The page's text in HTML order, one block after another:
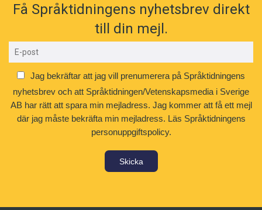
Få Språktidningens nyhetsbrev direkt
till din mejl.
Jag bekräftar att jag vill prenumerera på Språktidningens
nyhetsbrev och att Språktidningen/Vetenskapsmedia i Sverige
AB har rätt att spara min mejladress. Jag kommer att få ett mejl
där jag måste bekräfta min mejladress. Läs Språktidningens
personuppgiftspolicy.
Skicka